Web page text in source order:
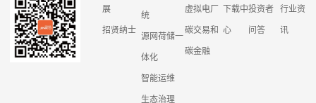
展
招贤纳士
统
源网荷储一
体化
智能运维
生态治理
虚拟电厂
碳交易和
碳金融
下载中
心
投资者
问答
行业资
讯